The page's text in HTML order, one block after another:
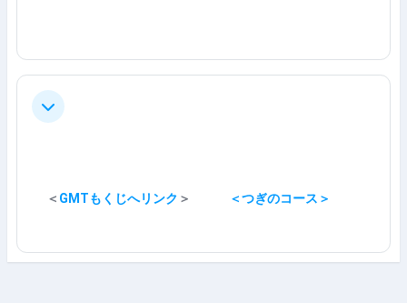
折叠
＜ GMTもくじへリンク ＞ ＜つぎのコース＞